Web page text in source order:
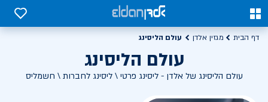
0
0
דף הבית מגזין אלדן עולם הליסינג
עולם הליסינג
עולם הליסינג של אלדן - ליסינג פרטי \ ליסינג לחברות \ חשמליס